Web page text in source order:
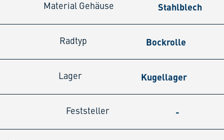
Material Gehäuse Stahlblech
Radtyp Bockrolle
Lager Kugellager
Feststeller -